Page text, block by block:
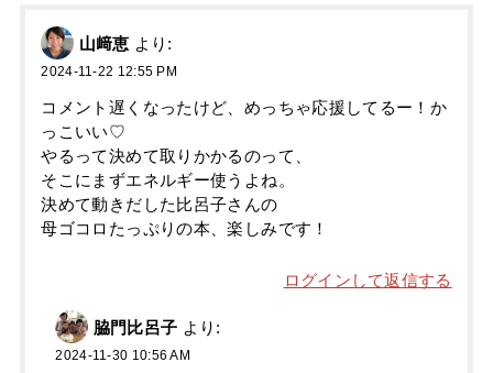
山﨑恵 より:
2024-11-22 12:55 PM
コメント遅くなったけど、めっちゃ応援してるー！か
っこいい♡
やるって決めて取りかかるのって、
そこにまずエネルギー使うよね。
決めて動きだした比呂子さんの
母ゴコロたっぷりの本、楽しみです！
ログインして返信する
脇門比呂子 より:
2024-11-30 10:56 AM